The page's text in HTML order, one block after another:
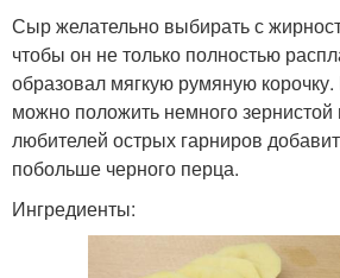
Сыр желательно выбирать с
чтобы он не только полностью
образовал мягкую румяную
можно положить немного зернистой
любителей острых гарниров
побольше черного перца.
Ингредиенты: